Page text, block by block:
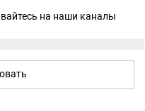
на наши каналы